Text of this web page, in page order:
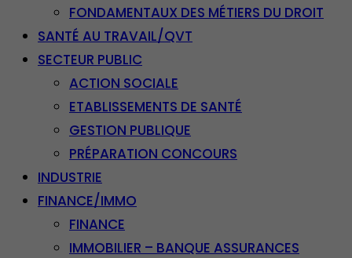
FONDAMENTAUX DES MÉTIERS DU DROIT
SANTÉ AU TRAVAIL/QVT
SECTEUR PUBLIC
ACTION SOCIALE
ETABLISSEMENTS DE SANTÉ
GESTION PUBLIQUE
PRÉPARATION CONCOURS
INDUSTRIE
FINANCE/IMMO
FINANCE
IMMOBILIER – BANQUE ASSURANCES